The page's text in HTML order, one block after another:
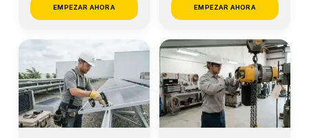
EMPEZAR AHORA EMPEZAR AHORA